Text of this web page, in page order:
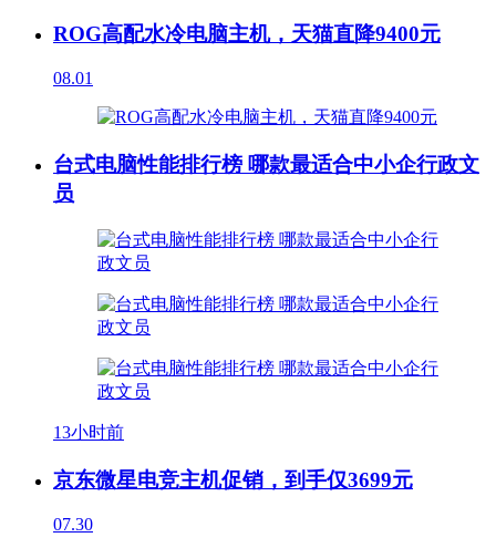
ROG高配水冷电脑主机，天猫直降9400元
08.01
台式电脑性能排行榜 哪款最适合中小企行政文
员
13小时前
京东微星电竞主机促销，到手仅3699元
07.30